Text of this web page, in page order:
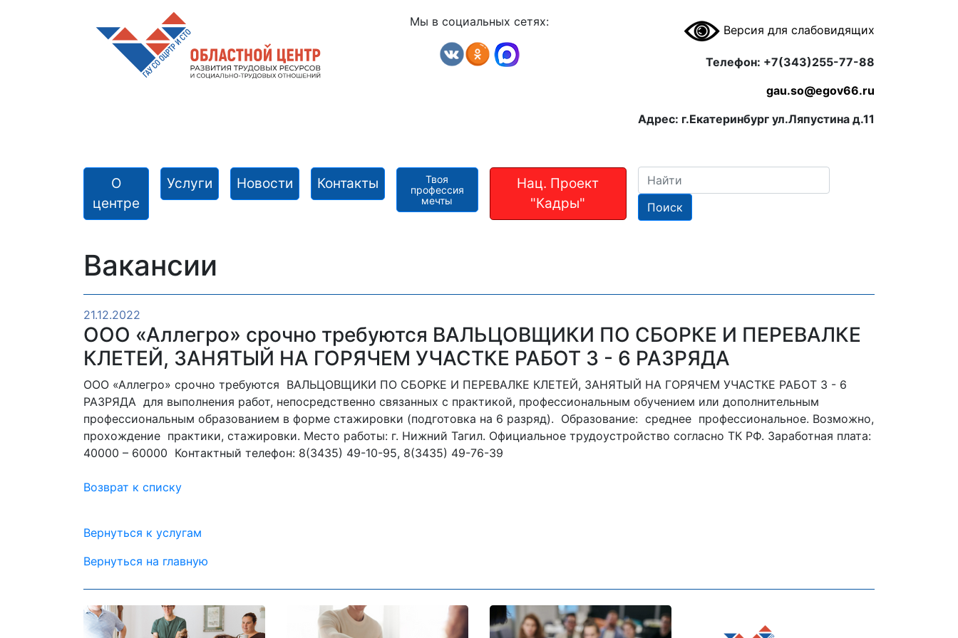
Мы в социальных сетях:
Версия для слабовидящих
Телефон: +7(343)255-77-88
gau.so@egov66.ru
Адрес: г.Екатеринбург ул.Ляпустина д.11
О
центре
Услуги Новости Контакты
Твоя
профессия
мечты
Нац. Проект
"Кадры"
Вакансии
21.12.2022
ООО «Аллегро» срочно требуются ВАЛЬЦОВЩИКИ ПО СБОРКЕ И ПЕРЕВАЛКЕ
КЛЕТЕЙ, ЗАНЯТЫЙ НА ГОРЯЧЕМ УЧАСТКЕ РАБОТ 3 - 6 РАЗРЯДА
ООО «Аллегро» срочно требуются ВАЛЬЦОВЩИКИ ПО СБОРКЕ И ПЕРЕВАЛКЕ КЛЕТЕЙ, ЗАНЯТЫЙ НА ГОРЯЧЕМ УЧАСТКЕ РАБОТ 3 - 6
РАЗРЯДА для выполнения работ, непосредственно связанных с практикой, профессиональным обучением или дополнительным
профессиональным образованием в форме стажировки (подготовка на 6 разряд). Образование: среднее профессиональное. Возможно,
прохождение практики, стажировки. Место работы: г. Нижний Тагил. Официальное трудоустройство согласно ТК РФ. Заработная плата:
40000 – 60000 Контактный телефон: 8(3435) 49-10-95, 8(3435) 49-76-39
Возврат к списку
Вернуться к услугам
Вернуться на главную